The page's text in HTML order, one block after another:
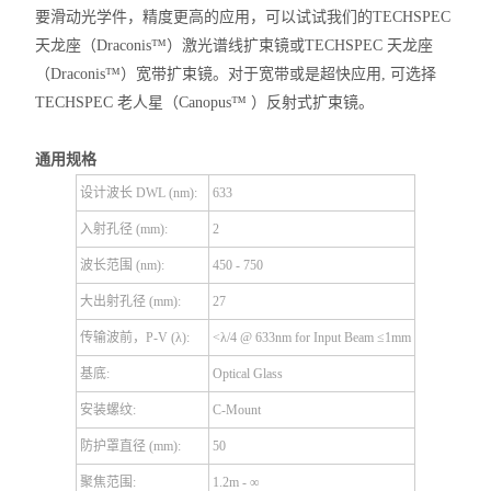
要滑动光学件，精度更高的应用，可以试试我们的TECHSPEC
天龙座（Draconis™）激光谱线扩束镜或TECHSPEC 天龙座
（Draconis™）宽带扩束镜。对于宽带或是超快应用, 可选择
TECHSPEC 老人星（Canopus™ ）反射式扩束镜。
通用规格
设计波长 DWL (nm): 633
入射孔径 (mm): 2
波长范围 (nm): 450 - 750
大出射孔径 (mm): 27
传输波前，P-V (λ): <λ/4 @ 633nm for Input Beam ≤1mm
基底: Optical Glass
安装螺纹: C-Mount
防护罩直径 (mm): 50
聚焦范围: 1.2m - ∞